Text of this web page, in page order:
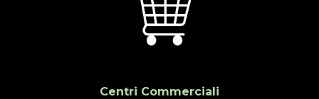
Centri Commerciali